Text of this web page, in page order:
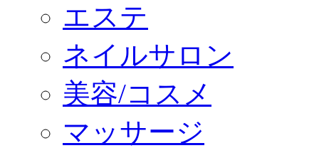
エステ
ネイルサロン
美容/コスメ
マッサージ